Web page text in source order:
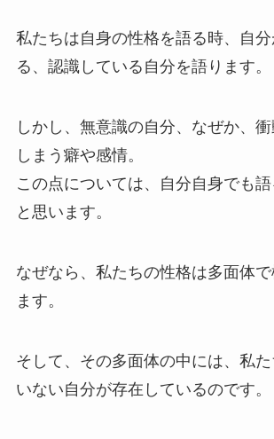
私たちは自身の性格を語る時、自
る、認識している自分を語ります。
しかし、無意識の自分、なぜか、
しまう癖や感情。
この点については、自分自身でも
と思います。
なぜなら、私たちの性格は多面体
ます。
そして、その多面体の中には、私
いない自分が存在しているのです。